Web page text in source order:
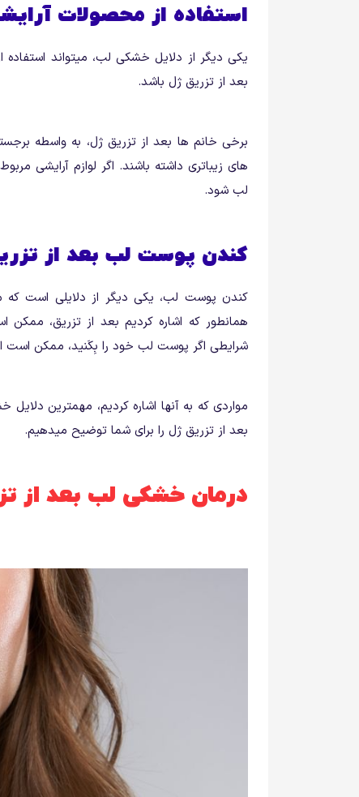
استفاده از محصولات
یکی دیگر از دلایل خشکی لب، میتواند استفاده
بعد از تزریق ژل باشد.
برخی خانم ها بعد از تزریق ژل، به واسطه
های زیباتری داشته باشند. اگر لوازم آرایشی
لب شود.
کندن پوست لب بعد از
کندن پوست لب، یکی دیگر از دلایلی
همانطور که اشاره کردیم بعد از تزریق،
شرایطی اگر پوست لب خود را بِکَنید، ممکن
مواردی که به آنها اشاره کردیم، مهمترین
بعد از تزریق ژل را برای شما توضیح میدهیم.
درمان خشکی لب بعد از